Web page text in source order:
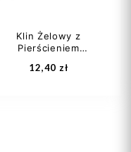
Dodaj do koszyka
Klin Żelowy z
Pierścieniem
12,40 zł